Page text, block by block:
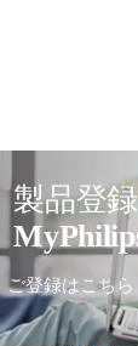
製品登録
ご登録はこちら